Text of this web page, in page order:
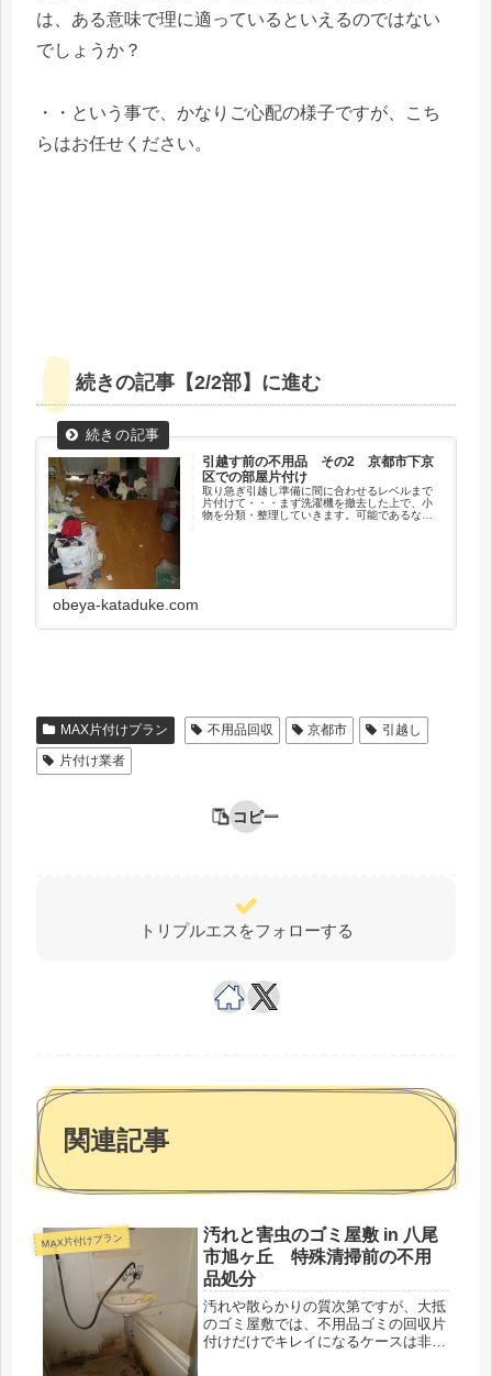
は、ある意味で理に適っているといえるのではない
でしょうか？
・・という事で、かなりご心配の様子ですが、こち
らはお任せください。
続きの記事【2/2部】に進む
引越す前の不用品 その2 京都市下京
区での部屋片付け
取り急ぎ引越し準備に間に合わせるレベルまで
片付けて・・・まず洗濯機を撤去した上で、小
物を分類・整理していきます。可能であるなら
obeya-kataduke.com
MAX片付けプラン 不用品回収 京都市
引越し
片付け業者
コピー
トリプルエスをフォローする
関連記事
MAX片付けプラン
汚れと害虫のゴミ屋敷 in 八尾
市旭ヶ丘 特殊清掃前の不用
品処分
汚れや散らかりの質次第ですが、大抵
のゴミ屋敷では、不用品ゴミの回収片
付けだけでキレイになるケースは非常